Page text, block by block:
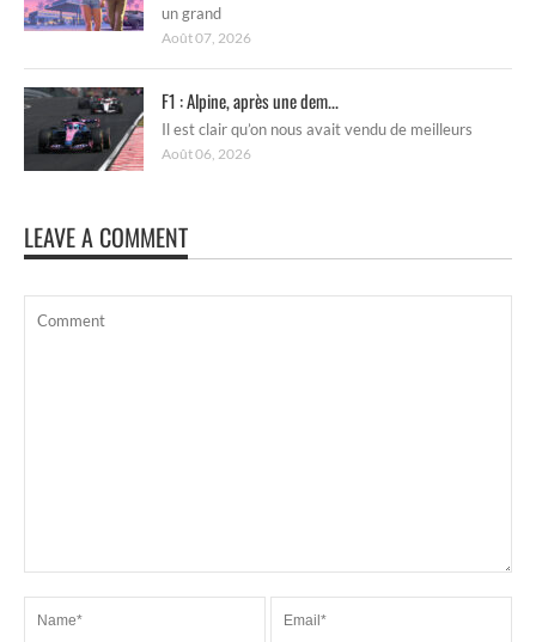
un grand
Août 07, 2026
F1 : Alpine, après une dem...
Il est clair qu’on nous avait vendu de meilleurs
Août 06, 2026
LEAVE A COMMENT